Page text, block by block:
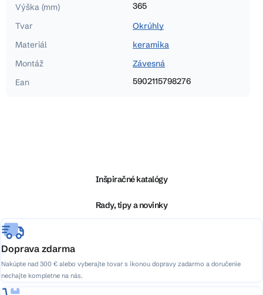
Výška (mm)
365
Tvar
Okrúhly
Materiál
keramika
Montáž
Závesná
Ean
5902115798276
e
Inšpiračné katalógy
Rady, tipy a novinky
Doprava zdarma
Nakúpte nad 300 € alebo vyberajte tovar s ikonou dopravy zadarmo a doručenie
nechajte kompletne na nás.